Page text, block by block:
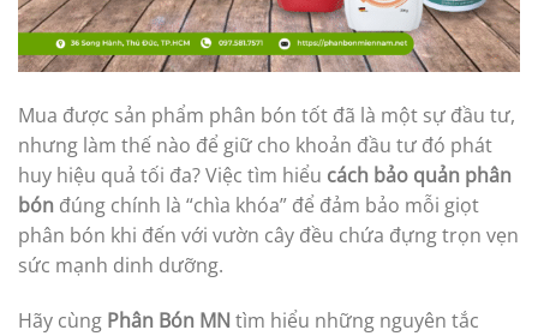
Mua được sản phẩm phân bón tốt đã là một sự đầu tư,
nhưng làm thế nào để giữ cho khoản đầu tư đó phát
huy hiệu quả tối đa? Việc tìm hiểu cách bảo quản phân
bón đúng chính là “chìa khóa” để đảm bảo mỗi giọt
phân bón khi đến với vườn cây đều chứa đựng trọn vẹn
sức mạnh dinh dưỡng.
Hãy cùng Phân Bón MN tìm hiểu những nguyên tắc